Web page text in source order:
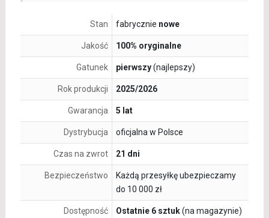
Stan fabrycznie nowe
Jakość 100% oryginalne
Gatunek pierwszy(najlepszy)
Rok produkcji 2025/2026
Gwarancja 5 lat
Dystrybucja oficjalna w Polsce
Czas na zwrot 21 dni
Bezpieczeństwo
Każdą przesyłkę ubezpieczamy
do 10 000 zł
Dostępność Ostatnie 6 sztuk(na magazynie)